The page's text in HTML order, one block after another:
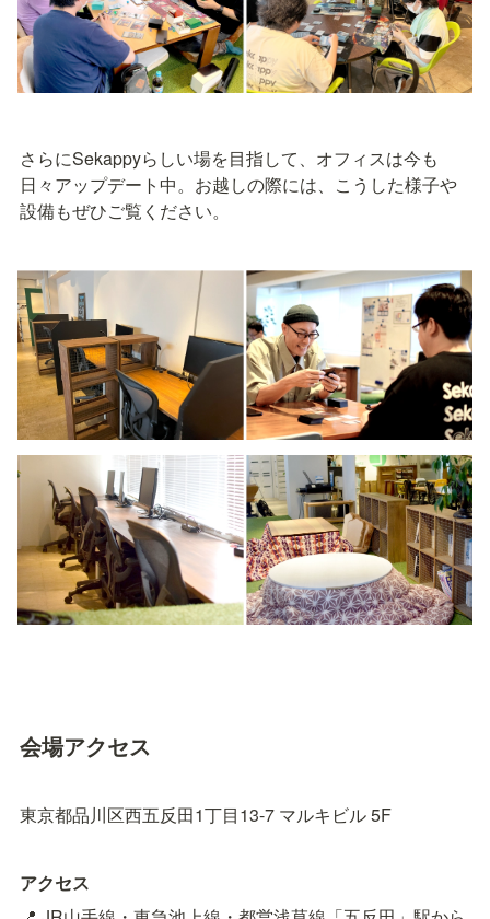
さらにSekappyらしい場を目指して、オフィスは今も
日々アップデート中。お越しの際には、こうした様子や
設備もぜひご覧ください。
会場アクセス
東京都品川区西五反田1丁目13-7 マルキビル 5F
アクセス